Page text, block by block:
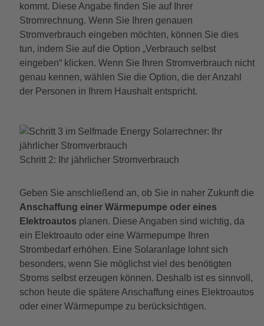
kommt. Diese Angabe finden Sie auf Ihrer
Stromrechnung. Wenn Sie Ihren genauen
Stromverbrauch eingeben möchten, können Sie dies
tun, indem Sie auf die Option „Verbrauch selbst
eingeben“ klicken. Wenn Sie Ihren Stromverbrauch nicht
genau kennen, wählen Sie die Option, die der Anzahl
der Personen in Ihrem Haushalt entspricht.
Schritt 2: Ihr jährlicher Stromverbrauch
Geben Sie anschließend an, ob Sie in naher Zukunft die
Anschaffung einer Wärmepumpe oder eines
Elektroautos planen. Diese Angaben sind wichtig, da
ein Elektroauto oder eine Wärmepumpe Ihren
Strombedarf erhöhen. Eine Solaranlage lohnt sich
besonders, wenn Sie möglichst viel des benötigten
Stroms selbst erzeugen können. Deshalb ist es sinnvoll,
schon heute die spätere Anschaffung eines Elektroautos
oder einer Wärmepumpe zu berücksichtigen.